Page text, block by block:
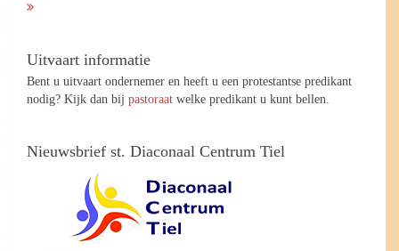
Uitvaart informatie
Bent u uitvaart ondernemer en heeft u een protestantse predikant
nodig? Kijk dan bij pastoraat welke predikant u kunt bellen.
Nieuwsbrief st. Diaconaal Centrum Tiel